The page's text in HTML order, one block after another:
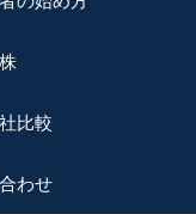
比較
わせ